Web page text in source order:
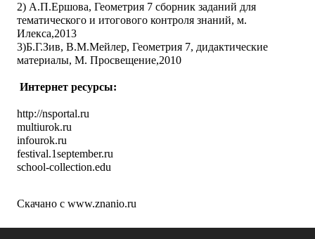
2) А.П.Ершова, Геометрия 7 сборник заданий для
тематического и итогового контроля знаний, м.
Илекса,2013
3)Б.Г.Зив, В.М.Мейлер, Геометрия 7, дидактические
материалы, М. Просвещение,2010
Интернет ресурсы:
http://nsportal.ru
multiurok.ru
infourok.ru
festival.1september.ru
school-collection.edu
Скачано с www.znanio.ru